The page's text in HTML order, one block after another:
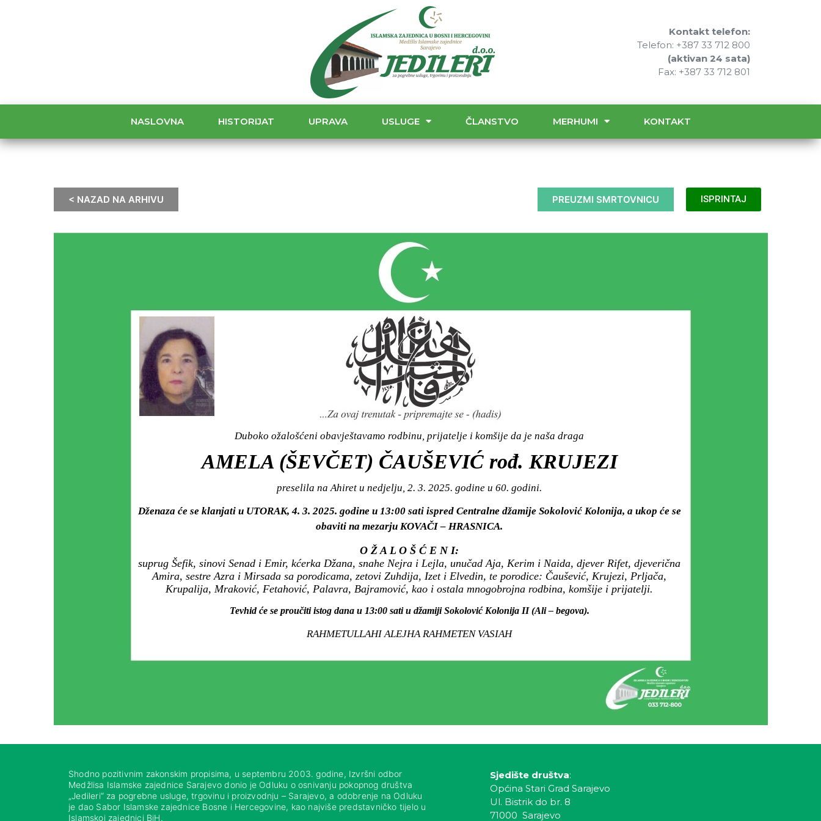
Kontakt telefon:
Telefon: +387 33 712 800
(aktivan 24 sata)
Fax: +387 33 712 801
NASLOVNA HISTORIJAT UPRAVA USLUGE ČLANSTVO MERHUMI KONTAKT
< NAZAD NA ARHIVU PREUZMI SMRTOVNICU ISPRINTAJ
Duboko ožalošćeni obavještavamo rodbinu, prijatelje i komšije da je naša draga
AMELA (ŠEVČET) ČAUŠEVIĆ rođ. KRUJEZI
preselila na Ahiret u nedjelju, 2. 3. 2025. godine u 60. godini.
Dženaza će se klanjati u UTORAK, 4. 3. 2025. godine u 13:00 sati ispred Centralne džamije Sokolović Kolonija, a ukop će se
obaviti na mezarju KOVAČI – HRASNICA.
O Ž A L O Š Ć E N I:
suprug Šefik, sinovi Senad i Emir, kćerka Džana, snahe Nejra i Lejla, unučad Aja, Kerim i Naida, djever Rifet, djeverična
Amira, sestre Azra i Mirsada sa porodicama, zetovi Zuhdija, Izet i Elvedin, te porodice: Čaušević, Krujezi, Prljača,
Krupalija, Mraković, Fetahović, Palavra, Bajramović, kao i ostala mnogobrojna rodbina, komšije i prijatelji.
Tevhid će se proučiti istog dana u 13:00 sati u džamiji Sokolović Kolonija II (Ali – begova).
RAHMETULLAHI ALEJHA RAHMETEN VASIAH
Shodno pozitivnim zakonskim propisima, u septembru 2003. godine, Izvršni odbor
Medžlisa Islamske zajednice Sarajevo donio je Odluku o osnivanju pokopnog društva
„Jedileri“ za pogrebne usluge, trgovinu i proizvodnju – Sarajevo, a odobrenje na Odluku
je dao Sabor Islamske zajednice Bosne i Hercegovine, kao najviše predstavničko tijelo u
Islamskoj zajednici BiH.
Sjedište društva:
Općina Stari Grad Sarajevo
Ul. Bistrik do br. 8
71000 Sarajevo